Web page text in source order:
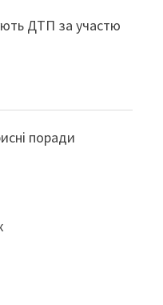
ДТП за участю
поради